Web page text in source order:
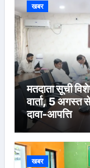
खबर
मतदाता सूची
वार्ता, 5 अगस्त
दावा-आपत्ति
खबर